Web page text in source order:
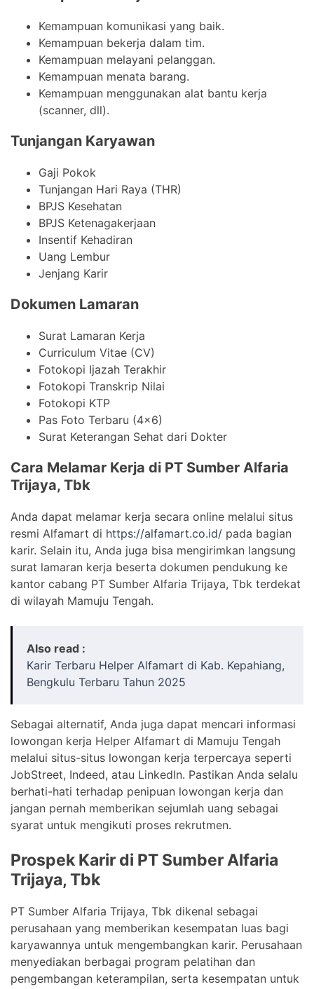
Kemampuan komunikasi yang baik.
Kemampuan bekerja dalam tim.
Kemampuan melayani pelanggan.
Kemampuan menata barang.
Kemampuan menggunakan alat bantu kerja
(scanner, dll).
Tunjangan Karyawan
Gaji Pokok
Tunjangan Hari Raya (THR)
BPJS Kesehatan
BPJS Ketenagakerjaan
Insentif Kehadiran
Uang Lembur
Jenjang Karir
Dokumen Lamaran
Surat Lamaran Kerja
Curriculum Vitae (CV)
Fotokopi Ijazah Terakhir
Fotokopi Transkrip Nilai
Fotokopi KTP
Pas Foto Terbaru (4×6)
Surat Keterangan Sehat dari Dokter
Cara Melamar Kerja di PT Sumber Alfaria
Trijaya, Tbk
Anda dapat melamar kerja secara online melalui situs
resmi Alfamart di https://alfamart.co.id/ pada bagian
karir. Selain itu, Anda juga bisa mengirimkan langsung
surat lamaran kerja beserta dokumen pendukung ke
kantor cabang PT Sumber Alfaria Trijaya, Tbk terdekat
di wilayah Mamuju Tengah.
Also read :
Karir Terbaru Helper Alfamart di Kab. Kepahiang,
Bengkulu Terbaru Tahun 2025
Sebagai alternatif, Anda juga dapat mencari informasi
lowongan kerja Helper Alfamart di Mamuju Tengah
melalui situs-situs lowongan kerja terpercaya seperti
JobStreet, Indeed, atau LinkedIn. Pastikan Anda selalu
berhati-hati terhadap penipuan lowongan kerja dan
jangan pernah memberikan sejumlah uang sebagai
syarat untuk mengikuti proses rekrutmen.
Prospek Karir di PT Sumber Alfaria
Trijaya, Tbk
PT Sumber Alfaria Trijaya, Tbk dikenal sebagai
perusahaan yang memberikan kesempatan luas bagi
karyawannya untuk mengembangkan karir. Perusahaan
menyediakan berbagai program pelatihan dan
pengembangan keterampilan, serta kesempatan untuk